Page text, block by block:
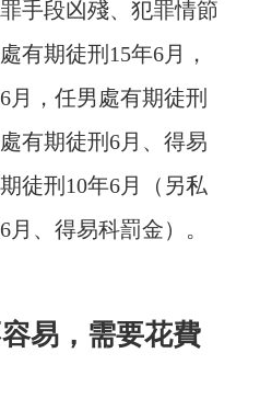
手段凶殘、犯罪情節
有期徒刑15年6月，
月，任男處有期徒刑
有期徒刑6月、得易
徒刑10年6月（另私
、得易科罰金）。
易，需要花費